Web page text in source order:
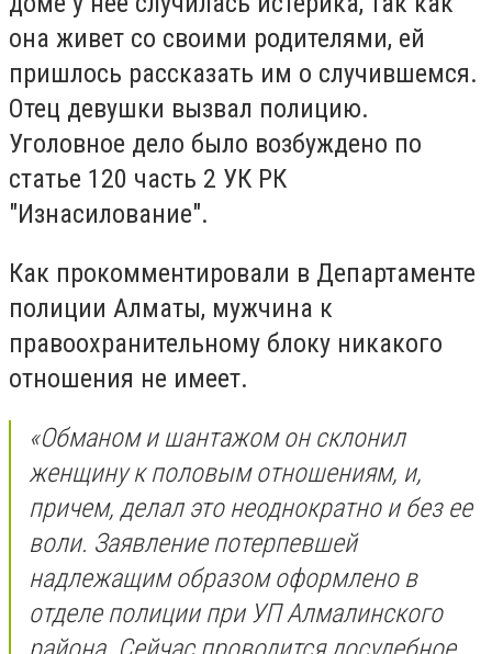
она живет со своими родителями, ей
пришлось рассказать им о случившемся.
Отец девушки вызвал полицию.
Уголовное дело было возбуждено по
статье 120 часть 2 УК РК
"Изнасилование".
Как прокомментировали в Департаменте
полиции Алматы, мужчина к
правоохранительному блоку никакого
отношения не имеет.
«Обманом и шантажом он склонил
женщину к половым отношениям, и,
причем, делал это неоднократно и без ее
воли. Заявление потерпевшей
надлежащим образом оформлено в
отделе полиции при УП Алмалинского